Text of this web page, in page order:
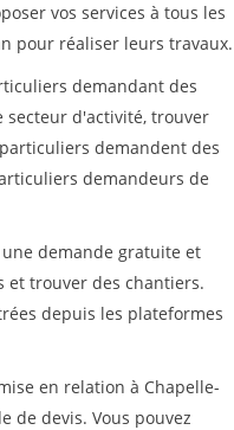
vos services à tous les
pour réaliser leurs travaux.
demandant des
secteur d'activité, trouver
demandent des
demandeurs de
demande gratuite et
et trouver des chantiers.
depuis les plateformes
en relation à Chapelle-
de devis. Vous pouvez